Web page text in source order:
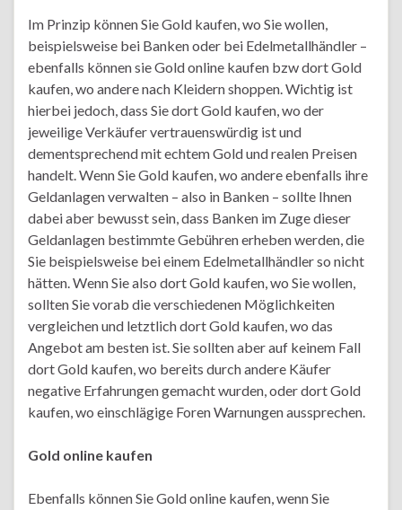
Im Prinzip können Sie Gold kaufen, wo Sie wollen,
beispielsweise bei Banken oder bei Edelmetallhändler –
ebenfalls können sie Gold online kaufen bzw dort Gold
kaufen, wo andere nach Kleidern shoppen. Wichtig ist
hierbei jedoch, dass Sie dort Gold kaufen, wo der
jeweilige Verkäufer vertrauenswürdig ist und
dementsprechend mit echtem Gold und realen Preisen
handelt. Wenn Sie Gold kaufen, wo andere ebenfalls ihre
Geldanlagen verwalten – also in Banken – sollte Ihnen
dabei aber bewusst sein, dass Banken im Zuge dieser
Geldanlagen bestimmte Gebühren erheben werden, die
Sie beispielsweise bei einem Edelmetallhändler so nicht
hätten. Wenn Sie also dort Gold kaufen, wo Sie wollen,
sollten Sie vorab die verschiedenen Möglichkeiten
vergleichen und letztlich dort Gold kaufen, wo das
Angebot am besten ist. Sie sollten aber auf keinem Fall
dort Gold kaufen, wo bereits durch andere Käufer
negative Erfahrungen gemacht wurden, oder dort Gold
kaufen, wo einschlägige Foren Warnungen aussprechen.
Gold online kaufen
Ebenfalls können Sie Gold online kaufen, wenn Sie